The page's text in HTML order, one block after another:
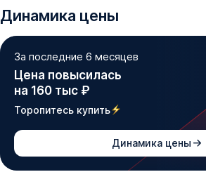
застройщика и рассчитаем удобный
▫ Этаж: 12 | Площадь: 79,95 м²
О жилом комплексе:
ЖК «Притяжение» расположен в
массиве Ростова-на-Дону, рядом с
Маршала Жукова. Архитектура
современными и инновационными
Динамика цены
За последние 6 месяцев
Цена повысилась
на 160 тыс ₽
Торопитесь купить
Динамика цены